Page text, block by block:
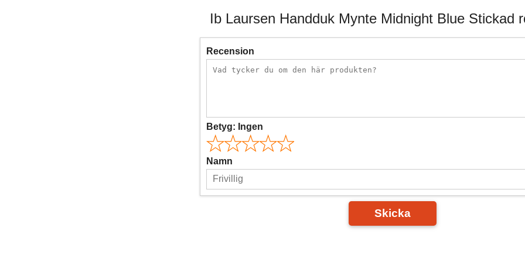
Ib Laursen Handduk Mynte Midnight Blue Stickad
Recension
Betyg: Ingen
Namn
Skicka